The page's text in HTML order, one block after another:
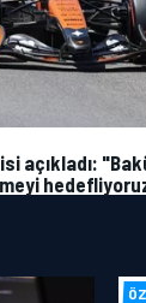
açıkladı: